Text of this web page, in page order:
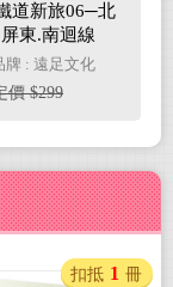
道新旅06─北
東.南迴線
牌 : 遠足文化
價 $299
扣抵 1 冊